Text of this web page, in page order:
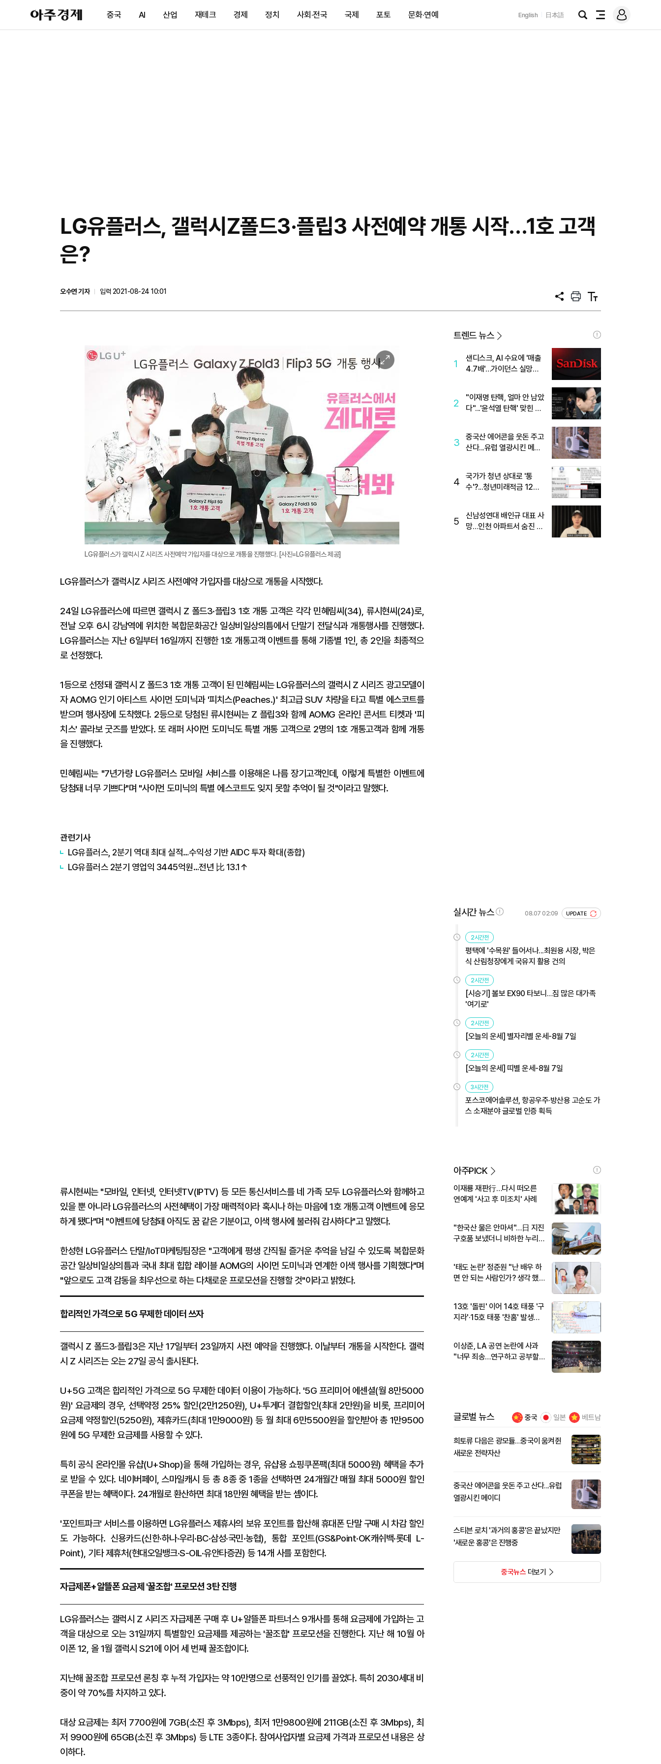
아
주
제
중국 AI 산업 재테크 경제 정치 사회·전국 국제 포토 문화·연예 English 日本語
검
전
메
그
LG유플러스, 갤럭시Z폴드3·플립3 사전예약 개통 시작…1호 고객
은?
오수연 기자
입력 2021-08-24 10:01
공
프
트
텍
트
이
미
확
대
LG유플러스가 갤럭시 Z 시리즈 사전예약 가입자를 대상으로 개통을 진행했다. [사진=LG유플러스 제공]
LG유플러스가 갤럭시Z 시리즈 사전예약 가입자를 대상으로 개통을 시작했다.
24일 LG유플러스에 따르면 갤럭시 Z 폴드3·플립3 1호 개통 고객은 각각 민혜림씨(34), 류시현씨(24)로,
전날 오후 6시 강남역에 위치한 복합문화공간 일상비일상의틈에서 단말기 전달식과 개통행사를 진행했다.
LG유플러스는 지난 6일부터 16일까지 진행한 1호 개통고객 이벤트를 통해 기종별 1인, 총 2인을 최종적으
로 선정했다.
1등으로 선정돼 갤럭시 Z 폴드3 1호 개통 고객이 된 민혜림씨는 LG유플러스의 갤럭시 Z 시리즈 광고모델이
자 AOMG 인기 아티스트 사이먼 도미닉과 '피치스(Peaches.)' 최고급 SUV 차량을 타고 특별 에스코트를
받으며 행사장에 도착했다. 2등으로 당첨된 류시현씨는 Z 플립3와 함께 AOMG 온라인 콘서트 티켓과 '피
치스' 콜라보 굿즈를 받았다. 또 래퍼 사이먼 도미닉도 특별 개통 고객으로 2명의 1호 개통고객과 함께 개통
을 진행했다.
민혜림씨는 "7년가량 LG유플러스 모바일 서비스를 이용해온 나름 장기고객인데, 이렇게 특별한 이벤트에
당첨돼 너무 기쁘다"며 "사이먼 도미닉의 특별 에스코트도 잊지 못할 추억이 될 것"이라고 말했다.
관련기사
LG유플러스, 2분기 역대 최대 실적…수익성 기반 AIDC 투자 확대(종합)
LG유플러스 2분기 영업익 3445억원…전년 比 13.1↑
류시현씨는 "모바일, 인터넷, 인터넷TV(IPTV) 등 모든 통신서비스를 네 가족 모두 LG유플러스와 함께하고
있을 뿐 아니라 LG유플러스의 사전혜택이 가장 매력적이라 혹시나 하는 마음에 1호 개통고객 이벤트에 응모
하게 됐다"며 "이벤트에 당첨돼 아직도 꿈 같은 기분이고, 이색 행사에 불러줘 감사하다"고 말했다.
한성현 LG유플러스 단말/IoT마케팅팀장은 "고객에게 평생 간직될 즐거운 추억을 남길 수 있도록 복합문화
공간 일상비일상의틈과 국내 최대 힙합 레이블 AOMG의 사이먼 도미닉과 연계한 이색 행사를 기획했다"며
"앞으로도 고객 감동을 최우선으로 하는 다채로운 프로모션을 진행할 것"이라고 밝혔다.
합리적인 가격으로 5G 무제한 데이터 쓰자
갤럭시 Z 폴드3·플립3은 지난 17일부터 23일까지 사전 예약을 진행했다. 이날부터 개통을 시작한다. 갤럭
시 Z 시리즈는 오는 27일 공식 출시된다.
U+5G 고객은 합리적인 가격으로 5G 무제한 데이터 이용이 가능하다. '5G 프리미어 에센셜(월 8만5000
원)' 요금제의 경우, 선택약정 25% 할인(2만1250원), U+투게더 결합할인(최대 2만원)을 비롯, 프리미어
요금제 약정할인(5250원), 제휴카드(최대 1만9000원) 등 월 최대 6만5500원을 할인받아 총 1만9500
원에 5G 무제한 요금제를 사용할 수 있다.
특히 공식 온라인몰 유샵(U+Shop)을 통해 가입하는 경우, 유샵용 쇼핑쿠폰팩(최대 5000원) 혜택을 추가
로 받을 수 있다. 네이버페이, 스마일캐시 등 총 8종 중 1종을 선택하면 24개월간 매월 최대 5000원 할인
쿠폰을 받는 혜택이다. 24개월로 환산하면 최대 18만원 혜택을 받는 셈이다.
'포인트파크' 서비스를 이용하면 LG유플러스 제휴사의 보유 포인트를 합산해 휴대폰 단말 구매 시 차감 할인
도 가능하다. 신용카드(신한·하나·우리·BC·삼성·국민·농협), 통합 포인트(GS&Point·OK캐쉬백·롯데 L-
Point), 기타 제휴처(현대오일뱅크·S-OIL·유안타증권) 등 14개 사를 포함한다.
자급제폰+알뜰폰 요금제 '꿀조합' 프로모션 3탄 진행
LG유플러스는 갤럭시 Z 시리즈 자급제폰 구매 후 U+알뜰폰 파트너스 9개사를 통해 요금제에 가입하는 고
객을 대상으로 오는 31일까지 특별할인 요금제를 제공하는 '꿀조합' 프로모션을 진행한다. 지난 해 10월 아
이폰 12, 올 1월 갤럭시 S21에 이어 세 번째 꿀조합이다.
지난해 꿀조합 프로모션 론칭 후 누적 가입자는 약 10만명으로 선풍적인 인기를 끌었다. 특히 2030세대 비
중이 약 70%를 차지하고 있다.
대상 요금제는 최저 7700원에 7GB(소진 후 3Mbps), 최저 1만9800원에 211GB(소진 후 3Mbps), 최
저 9900원에 65GB(소진 후 3Mbps) 등 LTE 3종이다. 참여사업자별 요금제 가격과 프로모션 내용은 상
이하다.
트렌드 뉴스
1
샌디스크, AI 수요에 '매출
4.7배'…가이던스 실망에
2
"이재명 탄핵, 얼마 안 남았
다"...'윤석열 탄핵' 맞힌 무
3
중국산 에어콘을 웃돈 주고
산다...유럽 열광시킨 메이
4
국가가 청년 상대로 '통
수'?...청년미래적금 12%
5
신남성연대 배인규 대표 사
망…인천 아파트서 숨진 채
실시간 뉴스 08.07 02:09 UPDATE
2시간전
평택에 '수목원' 들어서나...최원용 시장, 박은
식 산림청장에게 국유지 활용 건의
2시간전
[시승기] 볼보 EX90 타보니…짐 많은 대가족
'여기로'
2시간전
[오늘의 운세] 별자리별 운세-8월 7일
2시간전
[오늘의 운세] 띠별 운세-8월 7일
3시간전
포스코에어솔루션, 항공우주·방산용 고순도 가
스 소재분야 글로벌 인증 획득
아주PICK
이재룡 재판行…다시 떠오른
연예계 '사고 후 미조치' 사례
"한국산 물은 안마셔"…日 지진
구호품 보냈더니 비하한 누리
'태도 논란' 정준원 "난 배우 하
면 안 되는 사람인가? 생각 했
13호 '돌핀' 이어 14호 태풍 '구
지라'·15호 태풍 '찬홈' 발생…
이상준, LA 공연 논란에 사과
"너무 죄송…연구하고 공부할
글로벌 뉴스 중국 일본 베트남
희토류 다음은 광모듈…중국이 움켜쥔
새로운 전략자산
중국산 에어콘을 웃돈 주고 산다...유럽
열광시킨 메이디
스티븐 로치 '과거의 홍콩'은 끝났지만
'새로운 홍콩'은 진행중
중국뉴스더보기